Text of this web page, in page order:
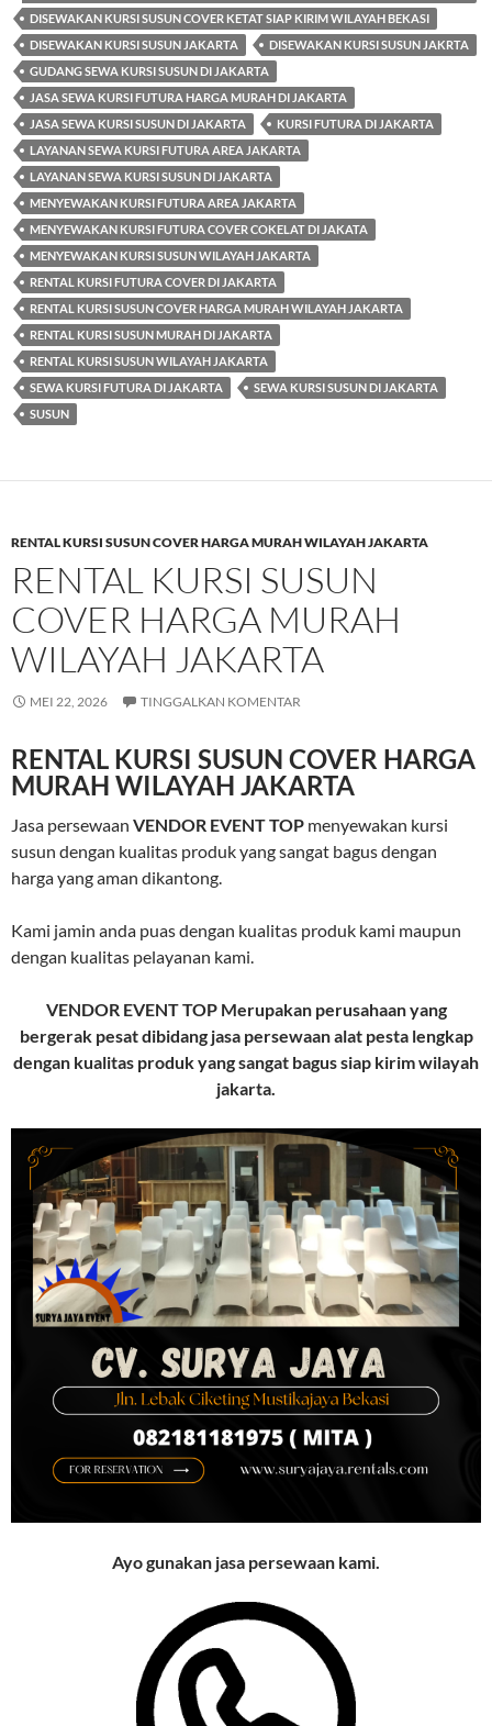
DISEWAKAN KURSI SUSUN COVER KETAT SIAP KIRIM WILAYAH BEKASI
DISEWAKAN KURSI SUSUN JAKARTA
DISEWAKAN KURSI SUSUN JAKRTA
GUDANG SEWA KURSI SUSUN DI JAKARTA
JASA SEWA KURSI FUTURA HARGA MURAH DI JAKARTA
JASA SEWA KURSI SUSUN DI JAKARTA
KURSI FUTURA DI JAKARTA
LAYANAN SEWA KURSI FUTURA AREA JAKARTA
LAYANAN SEWA KURSI SUSUN DI JAKARTA
MENYEWAKAN KURSI FUTURA AREA JAKARTA
MENYEWAKAN KURSI FUTURA COVER COKELAT DI JAKATA
MENYEWAKAN KURSI SUSUN WILAYAH JAKARTA
RENTAL KURSI FUTURA COVER DI JAKARTA
RENTAL KURSI SUSUN COVER HARGA MURAH WILAYAH JAKARTA
RENTAL KURSI SUSUN MURAH DI JAKARTA
RENTAL KURSI SUSUN WILAYAH JAKARTA
SEWA KURSI FUTURA DI JAKARTA
SEWA KURSI SUSUN DI JAKARTA
SUSUN
RENTAL KURSI SUSUN COVER HARGA MURAH WILAYAH JAKARTA
RENTAL KURSI SUSUN
COVER HARGA MURAH
WILAYAH JAKARTA
MEI 22, 2026 TINGGALKAN KOMENTAR
RENTAL KURSI SUSUN COVER HARGA
MURAH WILAYAH JAKARTA
Jasa persewaan VENDOR EVENT TOP menyewakan kursi
susun dengan kualitas produk yang sangat bagus dengan
harga yang aman dikantong.
Kami jamin anda puas dengan kualitas produk kami maupun
dengan kualitas pelayanan kami.
VENDOR EVENT TOP Merupakan perusahaan yang
bergerak pesat dibidang jasa persewaan alat pesta lengkap
dengan kualitas produk yang sangat bagus siap kirim wilayah
jakarta.
Ayo gunakan jasa persewaan kami.